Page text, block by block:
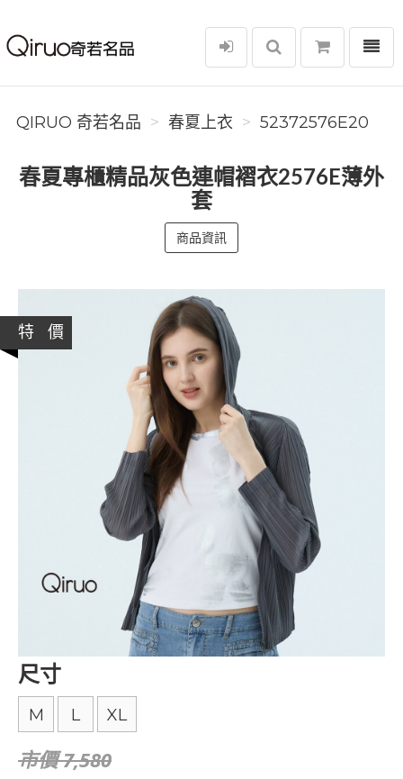
Qiruo 奇若名品
選單
QIRUO 奇若名品 春夏上衣 52372576E20
春夏專櫃精品灰色連帽褶衣2576E薄外
套
商品資訊
特 價
尺寸
M L XL
市價 7,580